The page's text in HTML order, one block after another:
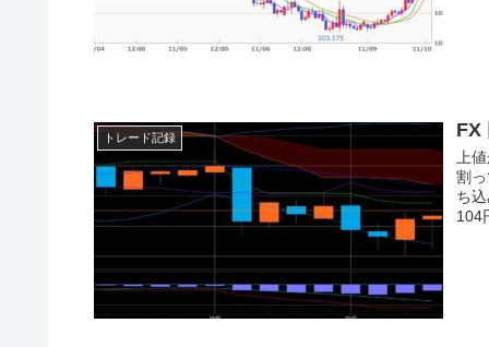
トレード記録 FX
上
割
ち
104